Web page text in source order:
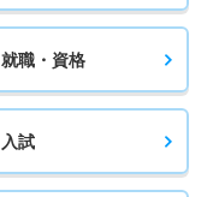
就職・資格
入試